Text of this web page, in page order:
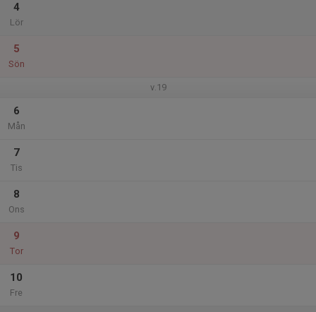
4
Lör
5
Sön
v.19
6
Mån
7
Tis
8
Ons
9
Tor
10
Fre